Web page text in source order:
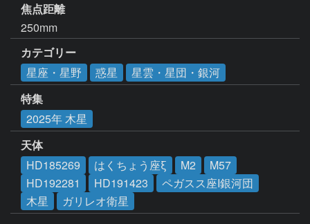
焦点距離
250mm
カテゴリー
星座・星野
惑星
星雲・星団・銀河
特集
2025年 木星
天体
HD185269
はくちょう座ξ M2
M57
HD192281
HD191423
ペガスス座I銀河団
木星
ガリレオ衛星